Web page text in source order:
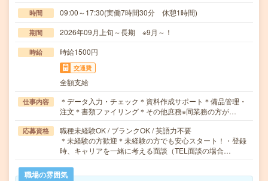
時間 09:00～17:30(実働7時間30分 休憩1時間)
期間 2026年09月上旬～長期 ※9月～！
時給 時給1500円
交通費
全額支給
仕事内容
＊データ入力・チェック＊資料作成サポート＊備品管理・
注文＊書類ファイリング＊その他庶務※同業務の方が…
応募資格
職種未経験OK / ブランクOK / 英語力不要
＊未経験の方歓迎＊未経験の方でも安心スタート！・登録
時、キャリアを一緒に考える面談（TEL面談の場合…
職場の雰囲気